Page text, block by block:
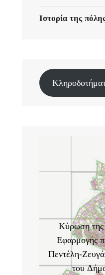
Ιστορία της
Κύρωση
Εφαρμογής
Πεντέλη-
του